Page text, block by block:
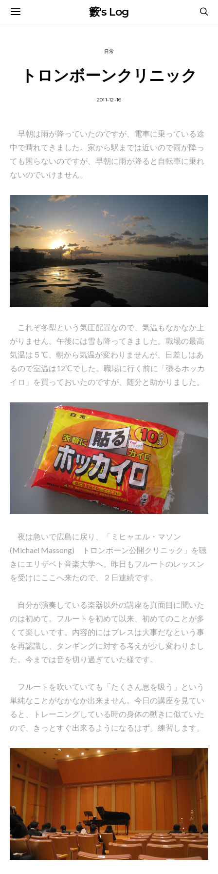
籔's Log
日常
トロンボーンクリニック
2011-12-16
早朝は雨が降っていたのですが、電車に乗っている途
中で晴れてきました。家から駅までは近いので雨が降っ
ても困らないのですが、早朝に雨が降ると自転車に乗れ
ないのでいけません。
これぞ冬型という気圧配置なので、気温もなかなか上
がりません。午後には雪も降ってきました。職場の最高
気温は５℃、朝から気温が変わりませんが、日差しはあ
るので室温は12℃でした。職場に行く前に「張るホッカ
イロ」を買っておいたのですが、随分と助かりました。
夜は急いで広島に戻り、「ミヒャエル・マソン
(Michael Massong) トロンボーン公開クリニック」を聴
きにエリザベト音楽大学へ。昨日もフルートのレッスン
を受けにここへ来たので、２日連続です。
自分が演奏している楽器以外の講座を真面目に聞いた
のは初めて。フルートを初めて以来、初めてのことが多
くて楽しいです。内容的にはブレスは大事だなという事
を再認識し、タンギングに対する考えが少し変わりまし
た。今までは音を切り過ぎていた様です。
フルートを吹いていても「たくさん息を吸う」という
単純なことがなかなか出来ません。今日の講座を見てい
ると、トレーニングしている時の身体の動きに似ていた
ので、きっとすぐ出来るようになるはず。練習します。